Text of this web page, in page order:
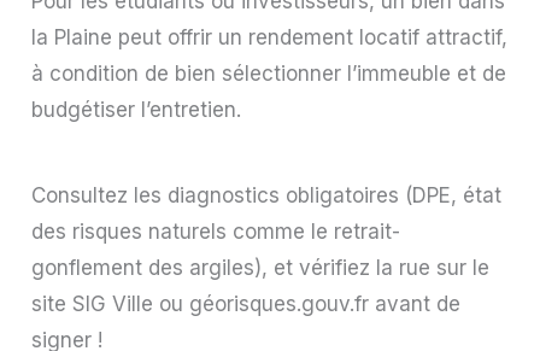
la Plaine peut offrir un rendement locatif attractif,
à condition de bien sélectionner l’immeuble et de
budgétiser l’entretien.
Consultez les diagnostics obligatoires (DPE, état
des risques naturels comme le retrait-
gonflement des argiles), et vérifiez la rue sur le
site SIG Ville ou géorisques.gouv.fr avant de
signer !